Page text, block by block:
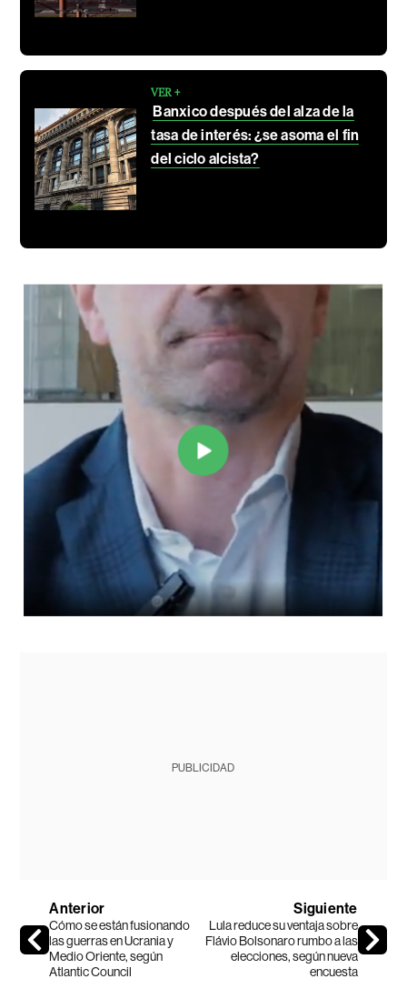
VER +
Banxico después del alza de la
tasa de interés: ¿se asoma el fin
del ciclo alcista?
PUBLICIDAD
Anterior
Cómo se están fusionando
las guerras en Ucrania y
Medio Oriente, según
Atlantic Council
Siguiente
Lula reduce su ventaja sobre
Flávio Bolsonaro rumbo a las
elecciones, según nueva
encuesta